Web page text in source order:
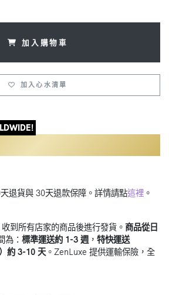
加入購物車
加入心水清單
退貨與 30天退款保障。詳情請點這裡 。
到所有店家的商品後進行發貨。 商品從日
為： 標準運送約 1-3 週 ， 特快運送
約 3-10 天 。ZenLuxe 提供運輸保險，全